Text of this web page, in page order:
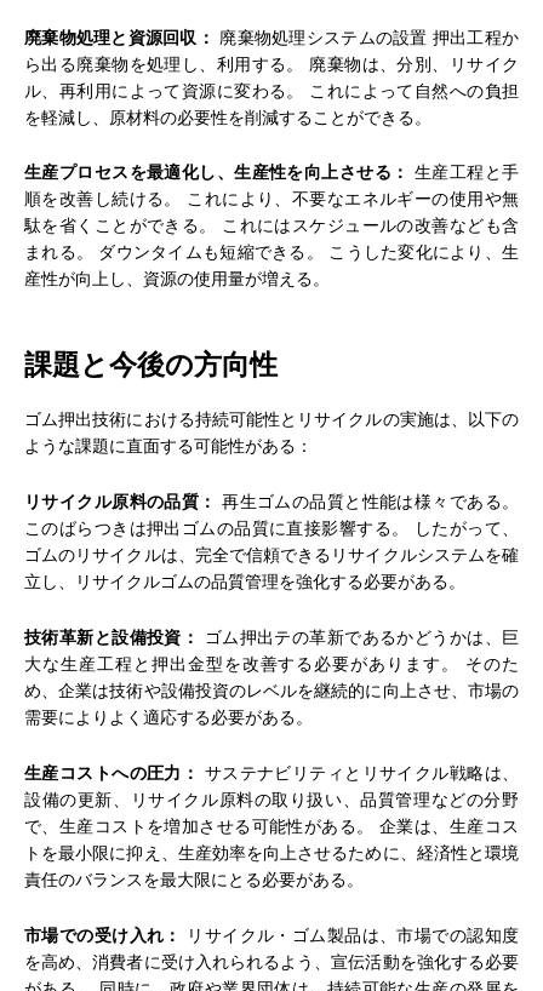
廃棄物処理と資源回収： 廃棄物処理システムの設置 押出工程か
ら出る廃棄物を処理し、利用する。 廃棄物は、分別、リサイク
ル、再利用によって資源に変わる。 これによって自然への負担
を軽減し、原材料の必要性を削減することができる。
生産プロセスを最適化し、生産性を向上させる： 生産工程と手
順を改善し続ける。 これにより、不要なエネルギーの使用や無
駄を省くことができる。 これにはスケジュールの改善なども含
まれる。 ダウンタイムも短縮できる。 こうした変化により、生
産性が向上し、資源の使用量が増える。
課題と今後の方向性
ゴム押出技術における持続可能性とリサイクルの実施は、以下の
ような課題に直面する可能性がある：
リサイクル原料の品質：再生ゴムの品質と性能は様々である。
このばらつきは押出ゴムの品質に直接影響する。 したがって、
ゴムのリサイクルは、完全で信頼できるリサイクルシステムを確
立し、リサイクルゴムの品質管理を強化する必要がある。
技術革新と設備投資： ゴム押出テの革新であるかどうかは、巨
大な生産工程と押出金型を改善する必要があります。 そのた
め、企業は技術や設備投資のレベルを継続的に向上させ、市場の
需要によりよく適応する必要がある。
生産コストへの圧力： サステナビリティとリサイクル戦略は、
設備の更新、リサイクル原料の取り扱い、品質管理などの分野
で、生産コストを増加させる可能性がある。 企業は、生産コス
トを最小限に抑え、生産効率を向上させるために、経済性と環境
責任のバランスを最大限にとる必要がある。
市場での受け入れ：
リサイクル・ゴム製品は、市場での認知度
を高め、消費者に受け入れられるよう、宣伝活動を強化する必要